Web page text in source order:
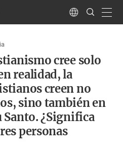
Language
Search
Submit
cree solo
realidad, la
creen no
sino también en
Santo. ¿Significa
personas